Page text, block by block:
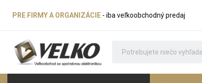
PRE FIRMY A ORGANIZÁCIE - iba veľkoobchodný predaj